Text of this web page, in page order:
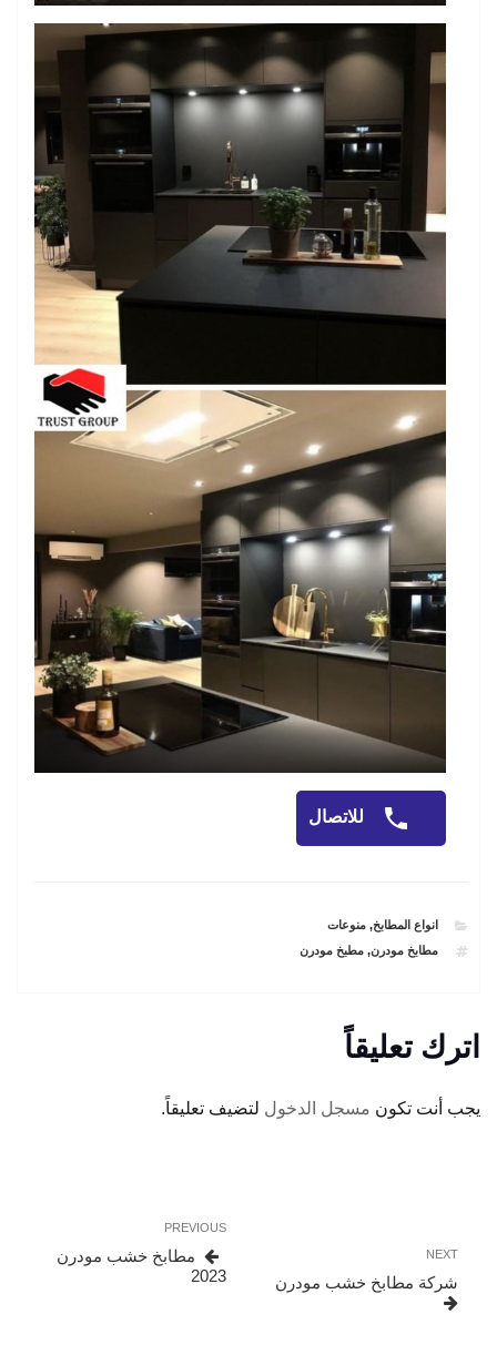
للاتصال
CATEGORIES
انواع المطابخ,منوعات
TAGS
مطابخ مودرن,مطبخ مودرن
اترك تعليقاً
يجب أنت تكون مسجل الدخول لتضيف تعليقاً.
المقالات
Previous
Post
PREVIOUS
مطابخ خشب مودرن
2023
Next
Post
NEXT
شركة مطابخ خشب مودرن